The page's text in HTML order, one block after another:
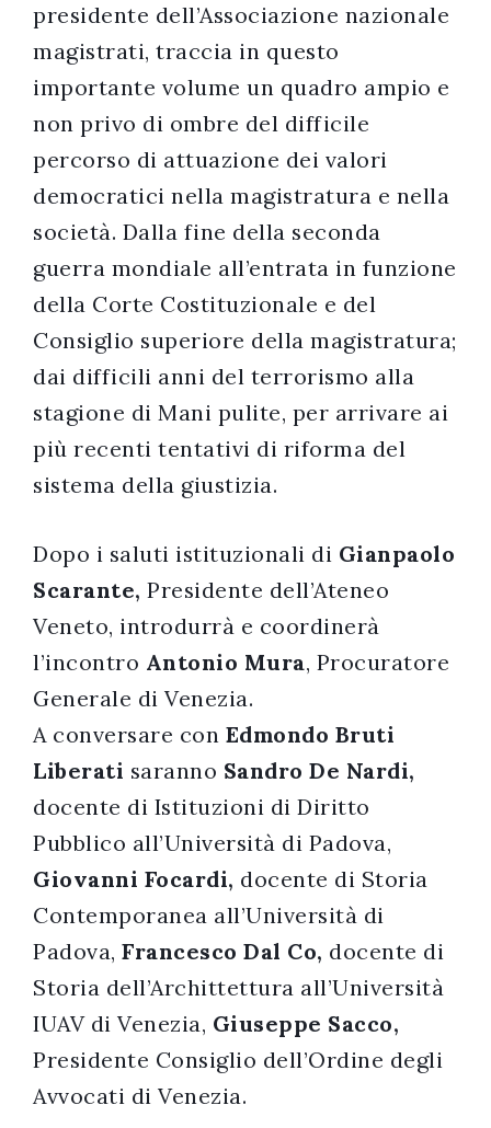
presidente dell’Associazione nazionale
magistrati, traccia in questo
importante volume un quadro ampio e
non privo di ombre del difficile
percorso di attuazione dei valori
democratici nella magistratura e nella
società. Dalla fine della seconda
guerra mondiale all’entrata in funzione
della Corte Costituzionale e del
Consiglio superiore della magistratura;
dai difficili anni del terrorismo alla
stagione di Mani pulite, per arrivare ai
più recenti tentativi di riforma del
sistema della giustizia.
Dopo i saluti istituzionali di Gianpaolo
Scarante, Presidente dell’Ateneo
Veneto, introdurrà e coordinerà
l’incontro Antonio Mura, Procuratore
Generale di Venezia.
A conversare con Edmondo Bruti
Liberati saranno Sandro De Nardi,
docente di Istituzioni di Diritto
Pubblico all’Università di Padova,
Giovanni Focardi, docente di Storia
Contemporanea all’Università di
Padova, Francesco Dal Co, docente di
Storia dell’Archittettura all’Università
IUAV di Venezia, Giuseppe Sacco,
Presidente Consiglio dell’Ordine degli
Avvocati di Venezia.